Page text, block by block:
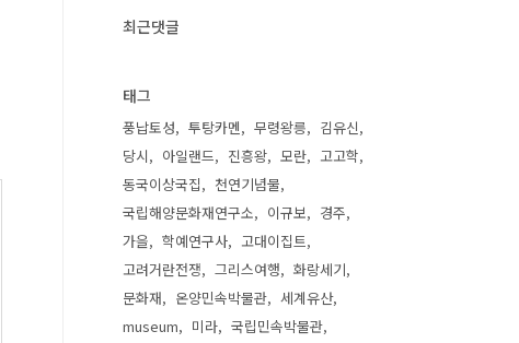
최근댓글
태그
풍납토성 투탕카멘 무령왕릉
김유신
당시
아일랜드 진흥왕 모란
고고학
동국이상국집
천연기념물
국립해양문화재연구소
이규보
경주
가을
학예연구사
고대이집트
고려거란전쟁
그리스여행
화랑세기
문화재
온양민속박물관
세계유산
museum
미라
국립민속박물관